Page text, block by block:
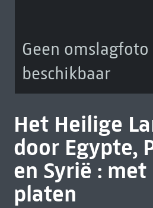
Geen omslagfoto
beschikbaar
Het Heilige
door Egypte,
en Syrië :
platen